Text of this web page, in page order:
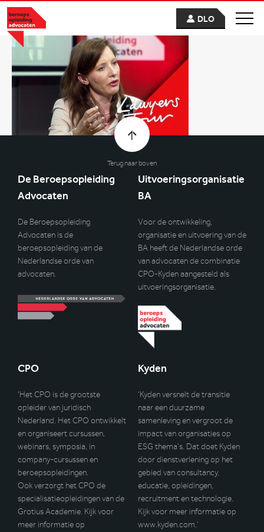
DLO
Terug naar boven
De Beroepsopleiding
Advocaten
De Beroepsopleiding
Advocaten is de
beroepsopleiding van de
Nederlandse orde van
advocaten.
Uitvoeringsorganisatie
BA
Voor de ontwikkeling,
organisatie en uitvoering van de
BA heeft de Nederlandse orde
van advocaten de combinatie
CPO-Kyden aangesteld als
uitvoeringsorganisatie.
CPO
‘Het CPO is de grootste
opleider van juridisch
Nederland. Het CPO ontwikkelt
en organiseert cursussen,
webinars, symposia, in
company-cursussen en
beroepsopleidingen.
Ook verzorgt het CPO de
specialisatieopleidingen van de
Grotius Academie. Kijk voor
meer informatie op
Kyden
‘Kyden versnelt de transitie
naar een duurzame
samenleving en vergroot de
impact van organisaties op
ESG thema’s. Dat doet Kyden
door dienstverlening op het
gebied van consultancy,
educatie, opleidingen,
recruitment en technologie.
Kijk voor meer informatie op
www.kyden.com.’